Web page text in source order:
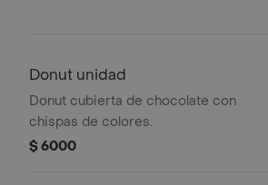
Donut unidad
Donut cubierta de chocolate con
chispas de colores.
$ 6000